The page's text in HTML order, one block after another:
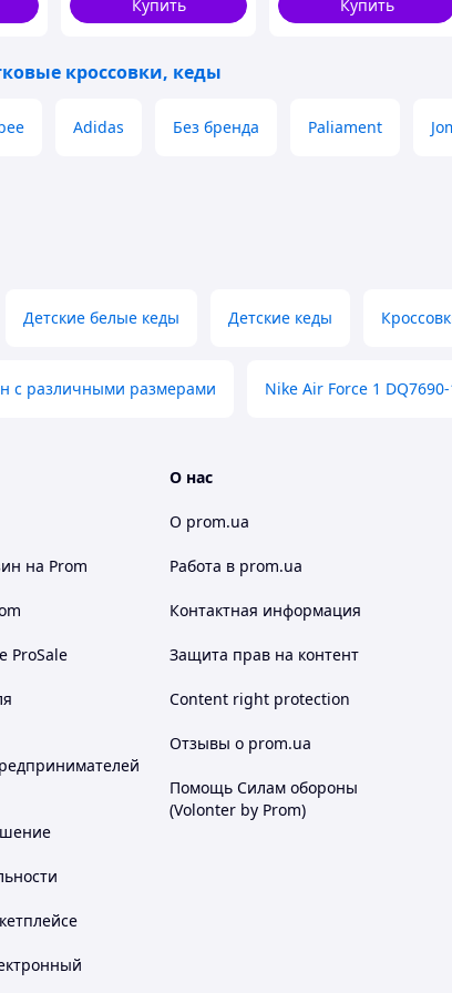
Купить
Купить
кроссовки, кеды
Adidas Без бренда Paliament
Детские белые кеды Детские кеды
с различными размерами Nike Air Force 1
на Prom
ProSale
О нас
О prom.ua
Работа в prom.ua
Контактная информация
Защита прав на контент
Content right protection
Отзывы о prom.ua
Помощь Силам обороны
(Volonter by Prom)